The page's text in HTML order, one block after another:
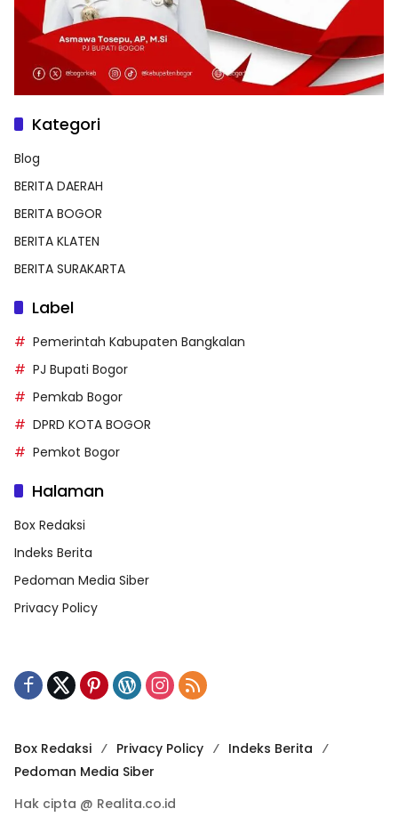
Kategori
Blog
BERITA DAERAH
BERITA BOGOR
BERITA KLATEN
BERITA SURAKARTA
Label
Pemerintah Kabupaten Bangkalan
PJ Bupati Bogor
Pemkab Bogor
DPRD KOTA BOGOR
Pemkot Bogor
Halaman
Box Redaksi
Indeks Berita
Pedoman Media Siber
Privacy Policy
Box Redaksi Privacy Policy
Indeks Berita
Pedoman Media Siber
Hak cipta @ Realita.co.id